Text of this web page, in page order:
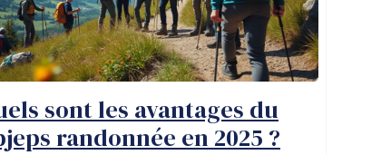
sont les avantages du
randonnée en 2025 ?